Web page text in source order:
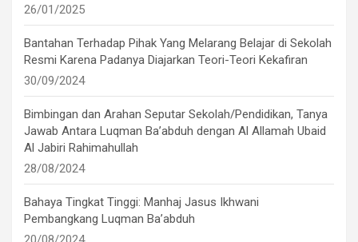
26/01/2025
Bantahan Terhadap Pihak Yang Melarang Belajar di Sekolah
Resmi Karena Padanya Diajarkan Teori-Teori Kekafiran
30/09/2024
Bimbingan dan Arahan Seputar Sekolah/Pendidikan, Tanya
Jawab Antara Luqman Ba’abduh dengan Al Allamah Ubaid
Al Jabiri Rahimahullah
28/08/2024
Bahaya Tingkat Tinggi: Manhaj Jasus Ikhwani
Pembangkang Luqman Ba’abduh